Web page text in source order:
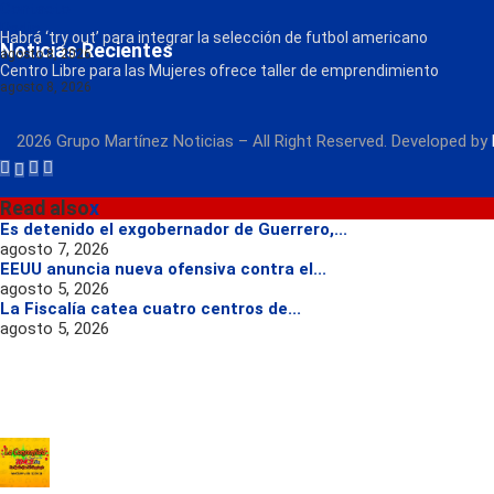
Radio
Noticias Recientes
Habrá ‘try out’ para integrar la selección de futbol americano
agosto 8, 2026
Centro Libre para las Mujeres ofrece taller de emprendimiento
agosto 8, 2026
2026 Grupo Martínez Noticias – All Right Reserved. Developed by
Read alsox
Es detenido el exgobernador de Guerrero,...
agosto 7, 2026
EEUU anuncia nueva ofensiva contra el...
agosto 5, 2026
La Fiscalía catea cuatro centros de...
agosto 5, 2026